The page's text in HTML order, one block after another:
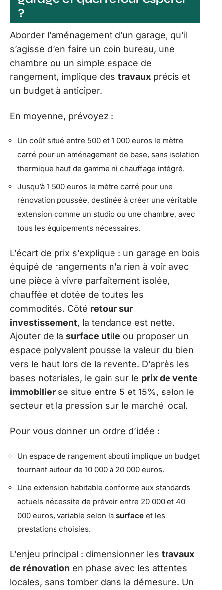
?
Aborder l’aménagement d’un garage, qu’il
s’agisse d’en faire un coin bureau, une
chambre ou un simple espace de
rangement, implique des travaux précis et
un budget à anticiper.
En moyenne, prévoyez :
Un coût situé entre 500 et 1 000 euros le mètre
carré pour un aménagement de base, sans isolation
thermique haut de gamme ni chauffage intégré.
Jusqu’à 1 500 euros le mètre carré pour une
rénovation poussée, destinée à créer une véritable
extension comme un studio ou une chambre, avec
tous les équipements nécessaires.
L’écart de prix s’explique : un garage en bois
équipé de rangements n’a rien à voir avec
une pièce à vivre parfaitement isolée,
chauffée et dotée de toutes les
commodités. Côté retour sur
investissement, la tendance est nette.
Ajouter de la surface utile ou proposer un
espace polyvalent pousse la valeur du bien
vers le haut lors de la revente. D’après les
bases notariales, le gain sur le prix de vente
immobilier se situe entre 5 et 15%, selon le
secteur et la pression sur le marché local.
Pour vous donner un ordre d’idée :
Un espace de rangement abouti implique un budget
tournant autour de 10 000 à 20 000 euros.
Une extension habitable conforme aux standards
actuels nécessite de prévoir entre 20 000 et 40
000 euros, variable selon la surface et les
prestations choisies.
L’enjeu principal : dimensionner les travaux
de rénovation en phase avec les attentes
locales, sans tomber dans la démesure. Un